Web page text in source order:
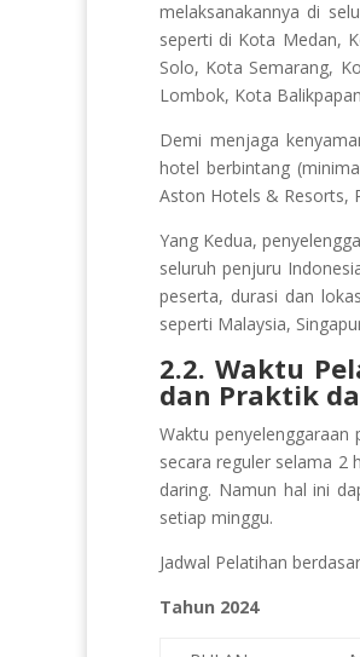
melaksanakannya di
seperti di Kota Medan,
Solo, Kota Semarang,
Lombok, Kota
Demi menjaga
hotel berbintang
Aston Hotels & Resorts,
Yang Kedua,
seluruh penjuru
peserta, durasi dan
seperti Malaysia,
2.2. Waktu
dan Praktik
Waktu penyelenggaraan
secara reguler selama 2
daring. Namun hal ini
setiap minggu.
Jadwal Pelatihan
Tahun 2024